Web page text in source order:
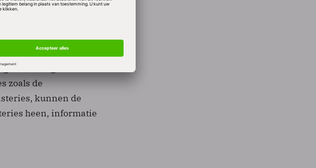
aangelegd dat de naar
onder andere de
aan.
van de Digitale
zoals de
kunnen de
heen, informatie